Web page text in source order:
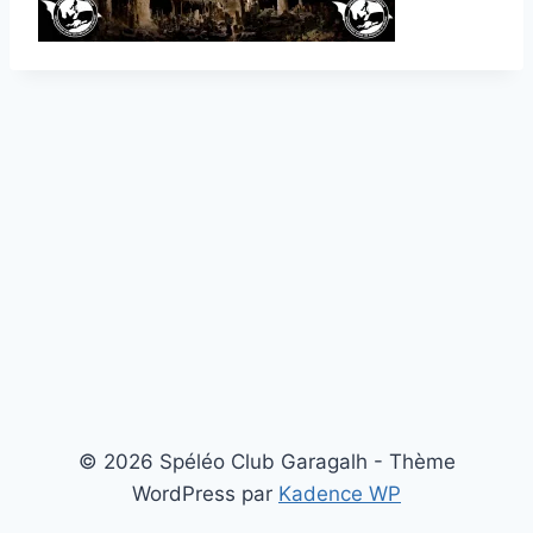
© 2026 Spéléo Club Garagalh - Thème
WordPress par Kadence WP